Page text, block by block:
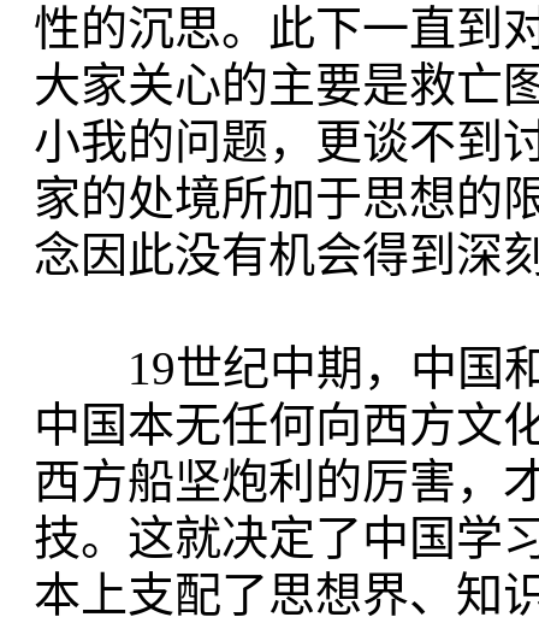
性的沉思。此下一直到
大家关心的主要是救亡
小我的问题，更谈不到
家的处境所加于思想的
念因此没有机会得到深
19世纪中期，中国和
中国本无任何向西方文
西方船坚炮利的厉害，
技。这就决定了中国学
本上支配了思想界、知